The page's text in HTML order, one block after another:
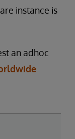
instance is
an adhoc